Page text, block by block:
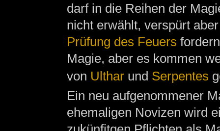
darf in die Reihen der
nicht erwählt, verspürt
Prüfung des Feuers
Magie, aber es kommen
von Ultharund Serpentes
Ein neu aufgenommener
ehemaligen Novizen wird